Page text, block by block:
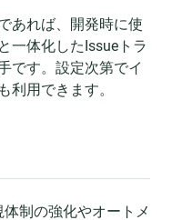
あれば、開発時に使
一体化したIssueトラ
です。設定次第でイ
利用できます。
制の強化やオートメ